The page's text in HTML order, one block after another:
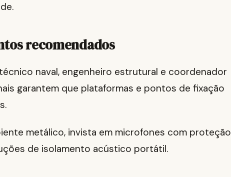
recomendados
naval, engenheiro estrutural e coordenador
garantem que plataformas e pontos de fixação
metálico, invista em microfones com proteção
de isolamento acústico portátil.